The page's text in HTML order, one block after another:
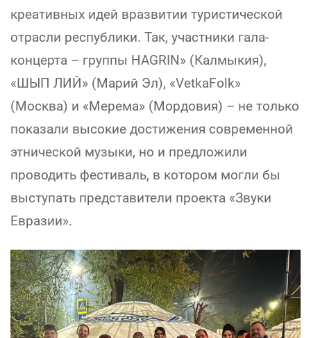
креативных идей вразвитии туристической
отрасли республики. Так, участники гала-
концерта – группы HAGRIN» (Калмыкия),
«ШЫП ЛИЙ» (Марий Эл), «VetkaFolk»
(Москва) и «Мерема» (Мордовия) – не только
показали высокие достижения современной
этнической музыки, но и предложили
проводить фестиваль, в котором могли бы
выступать представители проекта «Звуки
Евразии».